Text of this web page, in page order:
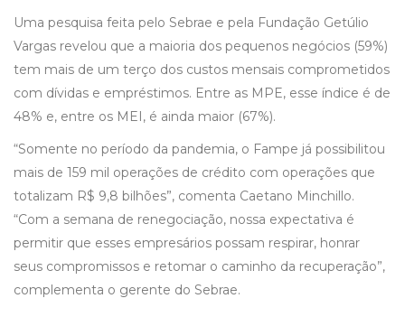
Uma pesquisa feita pelo Sebrae e pela Fundação Getúlio
Vargas revelou que a maioria dos pequenos negócios (59%)
tem mais de um terço dos custos mensais comprometidos
com dívidas e empréstimos. Entre as MPE, esse índice é de
48% e, entre os MEI, é ainda maior (67%).
“Somente no período da pandemia, o Fampe já possibilitou
mais de 159 mil operações de crédito com operações que
totalizam R$ 9,8 bilhões”, comenta Caetano Minchillo.
“Com a semana de renegociação, nossa expectativa é
permitir que esses empresários possam respirar, honrar
seus compromissos e retomar o caminho da recuperação”,
complementa o gerente do Sebrae.